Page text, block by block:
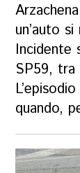
un’auto
Incidente
SP59, tra
quando,